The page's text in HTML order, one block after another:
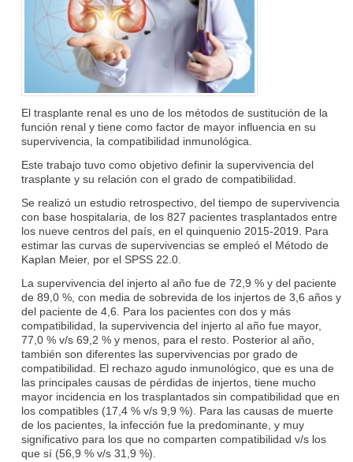
El trasplante renal es uno de los métodos de sustitución de la
función renal y tiene como factor de mayor influencia en su
supervivencia, la compatibilidad inmunológica.
Este trabajo tuvo como objetivo definir la supervivencia del
trasplante y su relación con el grado de compatibilidad.
Se realizó un estudio retrospectivo, del tiempo de supervivencia
con base hospitalaria, de los 827 pacientes trasplantados entre
los nueve centros del país, en el quinquenio 2015-2019. Para
estimar las curvas de supervivencias se empleó el Método de
Kaplan Meier, por el SPSS 22.0.
La supervivencia del injerto al año fue de 72,9 % y del paciente
de 89,0 %, con media de sobrevida de los injertos de 3,6 años y
del paciente de 4,6. Para los pacientes con dos y más
compatibilidad, la supervivencia del injerto al año fue mayor,
77,0 % v/s 69,2 % y menos, para el resto. Posterior al año,
también son diferentes las supervivencias por grado de
compatibilidad. El rechazo agudo inmunológico, que es una de
las principales causas de pérdidas de injertos, tiene mucho
mayor incidencia en los trasplantados sin compatibilidad que en
los compatibles (17,4 % v/s 9,9 %). Para las causas de muerte
de los pacientes, la infección fue la predominante, y muy
significativo para los que no comparten compatibilidad v/s los
que sí (56,9 % v/s 31,9 %).